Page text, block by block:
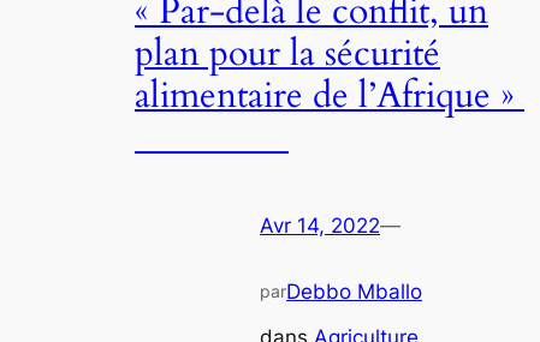
« Par-delà le conflit, un
plan pour la sécurité
alimentaire de l’Afrique »
Avr 14, 2022—
parDebbo Mballo